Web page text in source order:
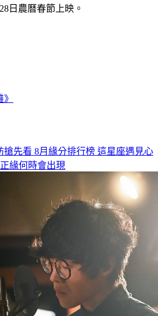
日農曆春節上映。
搶先看 8月緣分排行榜 這星座遇見心
緣何時會出現